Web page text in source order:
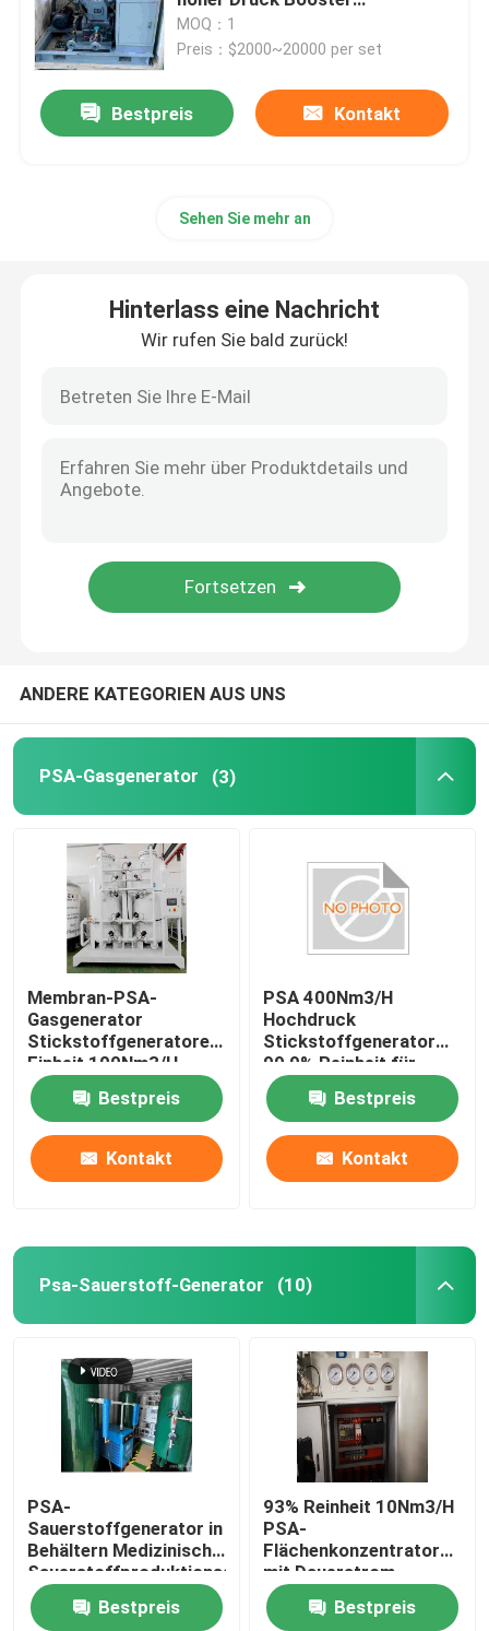
Psa-Stickstoff-Generator
Luftkompressor-Booster
ABB-Level-Sender
Durchflussmesserkalibrationssystem
System zur Kalibrierung des Flüssigkeitsflusses
Digitale Positionierer
Luftkompressor
MOQ：1
Preis：$2000~20000 per set
Bestpreis Kontakt
Sehen Sie mehr an
Hinterlass eine Nachricht
Wir rufen Sie bald zurück!
ANDERE KATEGORIEN AUS UNS
PSA-Gasgenerator (3)
Membran-PSA-
Gasgenerator
Stickstoffgeneratoren
Einheit 100Nm3/H,
Reinheit 99,9%
Bestpreis
Kontakt
PSA 400Nm3/H
Hochdruck
Stickstoffgenerator
99,9% Reinheit für
Lebensmittel,
Metallurgie, Chemie
Bestpreis
Kontakt
Psa-Sauerstoff-Generator (10)
PSA-
Sauerstoffgenerator in
Behältern Medizinische
Sauerstoffproduktionsanlage
Krankenhaus
Bestpreis
93% Reinheit 10Nm3/H
PSA-
Flächenkonzentrator
mit Dauerstrom
Bestpreis